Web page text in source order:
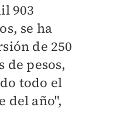
903
se ha
de 250
de pesos,
todo el
del año",